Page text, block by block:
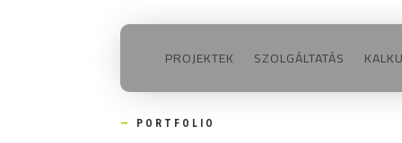
PROJEKTEK SZOLGÁLTATÁS
— PORTFOLIO